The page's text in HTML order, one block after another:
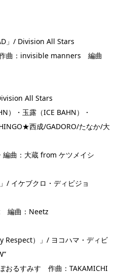
」/ Division All Stars
曲：invisible manners 編曲
All Stars
）・玉露（ICE BAHN）・
西成/GADORO/たなか/大
曲：大蔵 from ケツメイシ
/ イケブクロ・ディビジョ
編曲：Neetz
Respect）」/ ヨコハマ・ディビ
おるすみす 作曲：TAKAMICHI